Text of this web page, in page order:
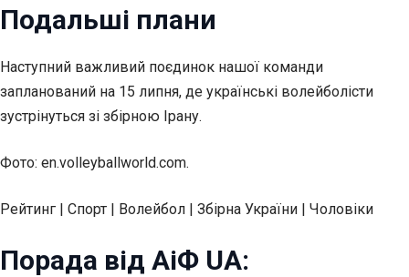
Подальші плани
Наступний важливий поєдинок нашої команди
запланований на 15 липня, де українські волейболісти
зустрінуться зі збірною Ірану.
Фото: en.volleyballworld.com.
Рейтинг | Спорт | Волейбол | Збірна України | Чоловіки
Порада від АіФ UA: